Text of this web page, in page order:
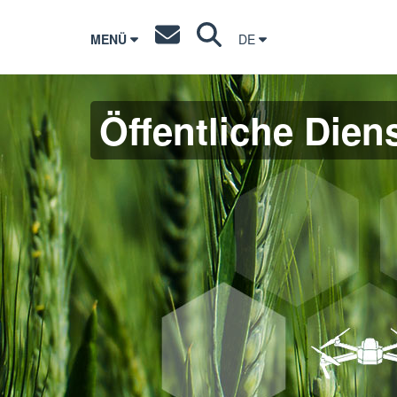
MENÜ DE
Öffentliche